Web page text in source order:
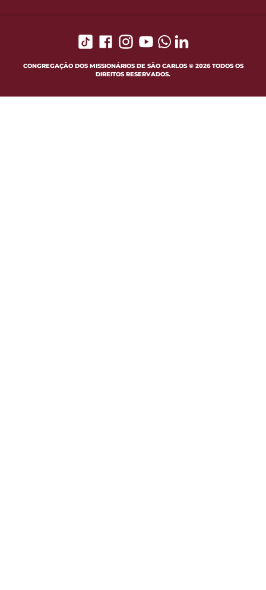
CONGREGAÇÃO DOS MISSIONÁRIOS DE SÃO CARLOS © 2026 TODOS OS
DIREITOS RESERVADOS.